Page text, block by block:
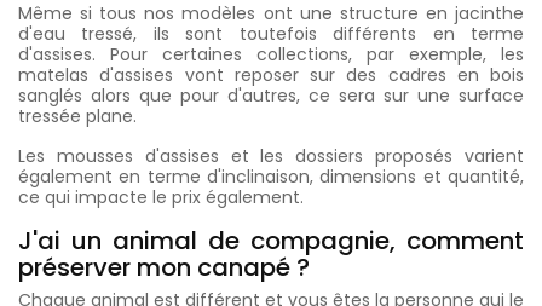
Même si tous nos modèles ont une structure en jacinthe
d'eau tressé, ils sont toutefois différents en terme
d'assises. Pour certaines collections, par exemple, les
matelas d'assises vont reposer sur des cadres en bois
sanglés alors que pour d'autres, ce sera sur une surface
tressée plane.
Les mousses d'assises et les dossiers proposés varient
également en terme d'inclinaison, dimensions et quantité,
ce qui impacte le prix également.
J'ai un animal de compagnie, comment
préserver mon canapé ?
Chaque animal est différent et vous êtes la personne qui le